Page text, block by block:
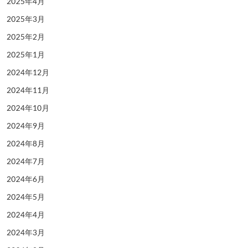
2025年3月
2025年2月
2025年1月
2024年12月
2024年11月
2024年10月
2024年9月
2024年8月
2024年7月
2024年6月
2024年5月
2024年4月
2024年3月